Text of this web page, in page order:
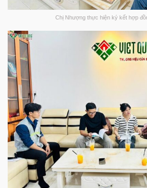
Chị Nhượng thực hiện ký kết hợp